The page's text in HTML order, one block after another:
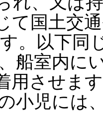
て国土交
。以下同
船室内に
用させま
の小児には